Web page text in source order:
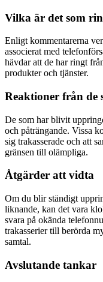
Vilka är det som
Enligt kommentarerna
associerat med
hävdar att de har ringt
produkter och tjänster.
Reaktioner från
De som har blivit
och påträngande. Vissa
sig trakasserade och att
gränsen till olämpliga.
Åtgärder att vidta
Om du blir ständigt
liknande, kan det vara
svara på okända
trakasserier till berörda
samtal.
Avslutande tankar